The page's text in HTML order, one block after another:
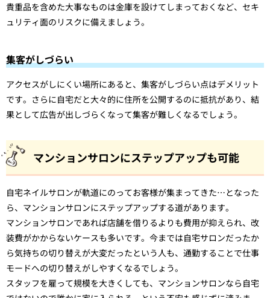
貴重品を含めた大事なものは金庫を設けてしまっておくなど、セキ
ュリティ面のリスクに備えましょう。
集客がしづらい
アクセスがしにくい場所にあると、集客がしづらい点はデメリット
です。さらに自宅だと大々的に住所を公開するのに抵抗があり、結
果として広告が出しづらくなって集客が難しくなるでしょう。
マンションサロンにステップアップも可能
自宅ネイルサロンが軌道にのってお客様が集まってきた…となった
ら、マンションサロンにステップアップする道があります。
マンションサロンであれば店舗を借りるよりも費用が抑えられ、改
装費がかからないケースも多いです。今までは自宅サロンだったか
ら気持ちの切り替えが大変だったという人も、通勤することで仕事
モードへの切り替えがしやすくなるでしょう。
スタッフを雇って規模を大きくしても、マンションサロンなら自宅